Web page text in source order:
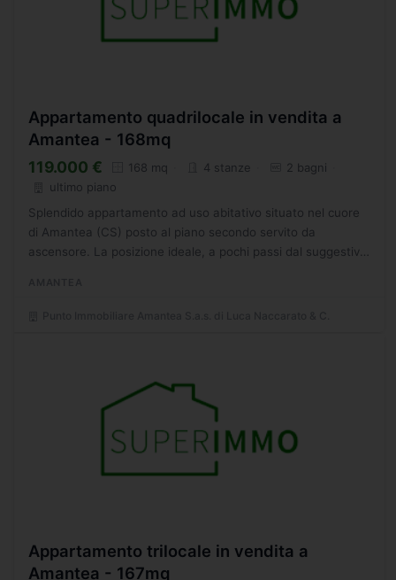
Appartamento quadrilocale in vendita a
Amantea - 168mq
119.000 € 168 mq 4 stanze
2 bagni
ultimo piano
Splendido appartamento ad uso abitativo situato nel cuore
di Amantea (CS) posto al piano secondo servito da
ascensore. La posizione ideale, a pochi passi dal suggestivo
Appartamento trilocale in vendita a
Amantea - 167mq